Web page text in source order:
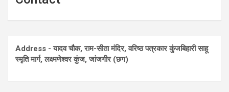
Address - यादव चौक, राम-सीता मंदिर, वरिष्ठ पत्रकार कुंजबिहारी साहू
स्मृति मार्ग, लक्ष्मणेश्वर कुंज, जांजगीर (छग)